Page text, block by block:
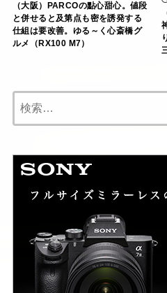
（大阪）PARCOの點心甜心。値段
と併せると及第点も密を誘発する
仕組は要改善。ゆる～く心斎橋グ
ルメ（RX100 M7）